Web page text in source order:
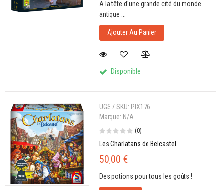
A la tête d'une grande cité du monde
antique ...
Ajouter Au Panier
Disponible
UGS / SKU: PIX176
Marque: N/A
(0)
Les Charlatans de Belcastel
50,00 €
Des potions pour tous les goûts !